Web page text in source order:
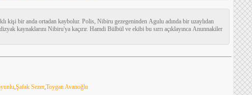
kişi bir anda ortadan kaybolur. Polis, Nibiru gezegeninden Agulu adında bir uzaylıdan
kaynaklarını Nibiru'ya kaçırır. Hamdi Bülbül ve ekibi bu sırrı açıklayınca Anunnakiler
,Şafak Sezer,Toygan Avanoğlu